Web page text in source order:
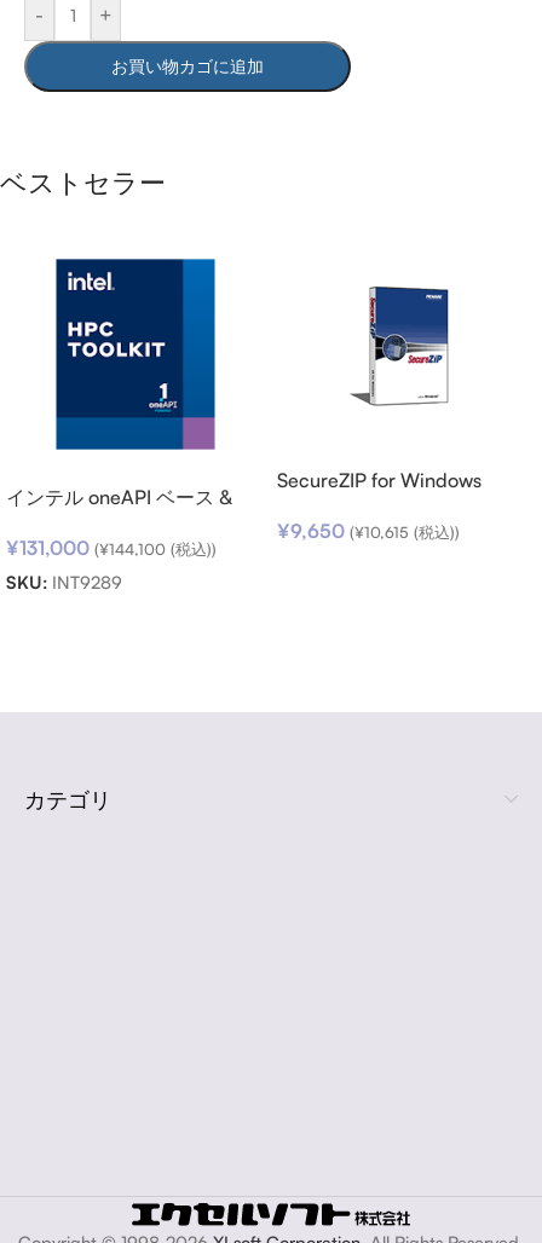
- +
お買い物カゴに追加
ベストセラー
インテル oneAPI ベース &
ノード) SSR (期限内更新用)
¥131,000 (¥144,100 (税込))
SKU: INT9289
SecureZIP for Windows
ンロード
¥9,650 (¥10,615 (税込))
カテゴリ